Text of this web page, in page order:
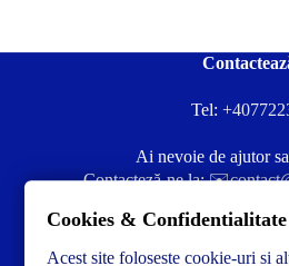
Tel:
Ai nevoie de ajutor
Contacteză-ne la:
Cookies & Confidentialitate
Acest site foloseste cookie-uri si